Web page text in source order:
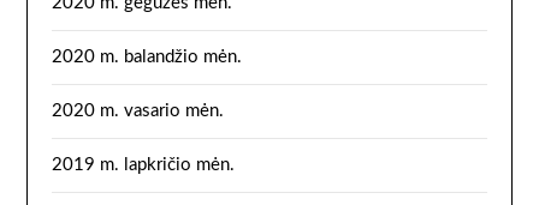
2020 m. balandžio mėn.
2020 m. vasario mėn.
2019 m. lapkričio mėn.